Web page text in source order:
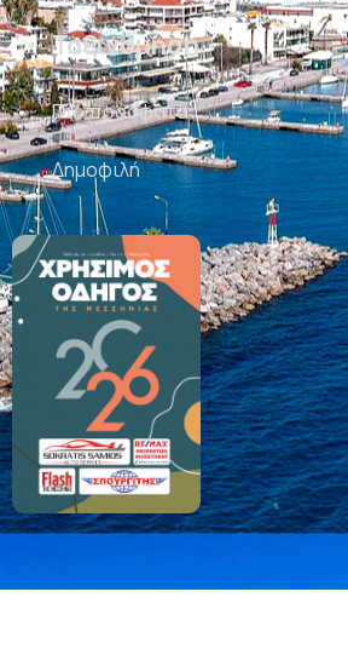
Ταξινόμηση
Πιο πρόσφατα
Δημοφιλή